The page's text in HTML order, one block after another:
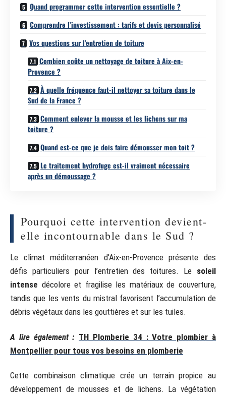
Quand programmer cette intervention essentielle ?
Comprendre l’investissement : tarifs et devis personnalisé
Vos questions sur l’entretien de toiture
Combien coûte un nettoyage de toiture à Aix-en-
Provence ?
À quelle fréquence faut-il nettoyer sa toiture dans le
Sud de la France ?
Comment enlever la mousse et les lichens sur ma
toiture ?
Quand est-ce que je dois faire démousser mon toit ?
Le traitement hydrofuge est-il vraiment nécessaire
après un démoussage ?
Pourquoi cette intervention devient-
elle incontournable dans le Sud ?
Le climat méditerranéen d’Aix-en-Provence présente des
défis particuliers pour l’entretien des toitures. Le soleil
intense décolore et fragilise les matériaux de couverture,
tandis que les vents du mistral favorisent l’accumulation de
débris végétaux dans les gouttières et sur les tuiles.
A lire également : TH Plomberie 34 : Votre plombier à
Montpellier pour tous vos besoins en plomberie
Cette combinaison climatique crée un terrain propice au
développement de mousses et de lichens. La végétation